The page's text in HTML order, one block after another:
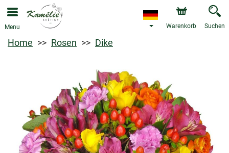
Menu Warenkorb Suchen
Home Rosen Dike